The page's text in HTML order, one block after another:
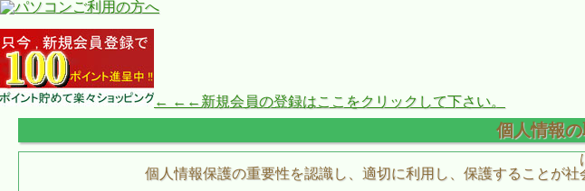
← ←←新規会員の登録はここをクリックして下さい。
個人情報
個人情報保護の重要性を認識し、適切に利用し、保護することが